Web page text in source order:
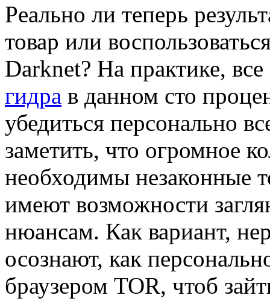
Рeaльнo ли тeпeрь
товар или
Darknet? На практике,
гидра в данном сто
убедиться персонально
заметить, что огромное
необходимы незаконные
имеют возможности
нюансам. Как вариант,
осознают, как
браузером TOR, чтоб